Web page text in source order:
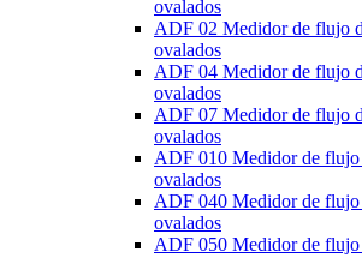
ovalados
ADF 02 Medidor de flujo
ovalados
ADF 04 Medidor de flujo
ovalados
ADF 07 Medidor de flujo
ovalados
ADF 010 Medidor de flujo
ovalados
ADF 040 Medidor de flujo
ovalados
ADF 050 Medidor de flujo